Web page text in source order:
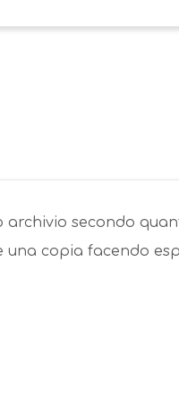
archivio secondo
una copia facendo